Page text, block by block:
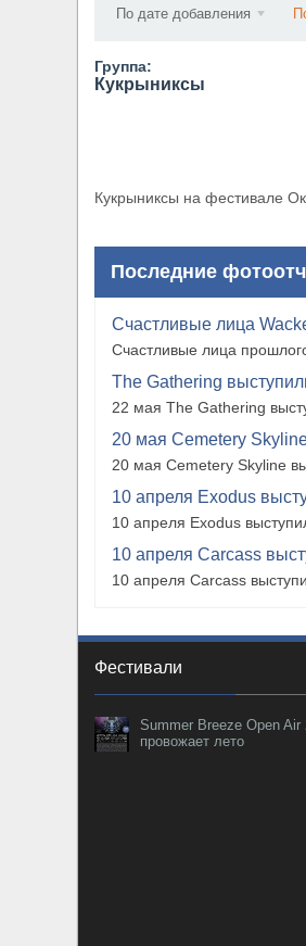
По дате добавления
Группа:
Кукрыниксы
Кукрыниксы на фестивале
Последние
Счастливые лица
Счастливые лица
The Gathering
22 мая The Gathering
20 мая Cemetery
20 мая Cemetery Skyline
10 апреля Exodus
10 апреля Exodus
10 апреля Carcass
10 апреля Carcass
Фестивали
Summer Breeze Open
провожает лето